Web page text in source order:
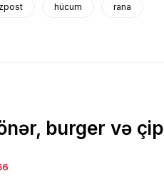
hücum rana
burger və